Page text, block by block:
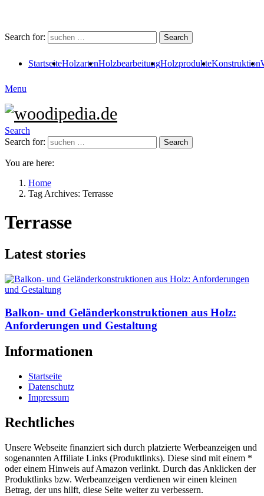
Search for: Search
StartseiteHolzartenHolzbearbeitungHolzprodukteKonstruktion
Menu
Search
Search for:
Search
You are here:
Home
Tag Archives: Terrasse
Terrasse
Latest stories
Balkon- und Geländerkonstruktionen aus Holz:
Anforderungen und Gestaltung
Informationen
Startseite
Datenschutz
Impressum
Rechtliches
Unsere Webseite finanziert sich durch platzierte Werbeanzeigen und
sogenannten Affiliate Links (Produktlinks). Diese sind mit einem *
oder einem Hinweis auf Amazon verlinkt. Durch das Anklicken der
Produktlinks bzw. Werbeanzeigen verdienen wir einen kleinen
Betrag, der uns hilft, diese Seite weiter zu verbessern.